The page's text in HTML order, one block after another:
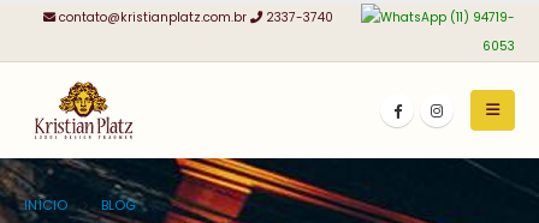
contato@kristianplatz.com.br 2337-3740
(11) 94719-
6053
INÍCIO
BLOG